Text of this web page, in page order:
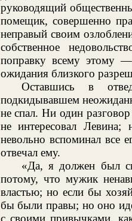
руководящий
помещик, совершенно
неправый своим
собственное
поправку всему этому —
ожидания близкого
Оставшись в
подкидывавшем
не спал. Ни один
не интересовал
невольно вспоминал все
отвечал ему.
«Да, я должен был
потому, что мужик
властью; но если бы
бы были правы; но оно
с своими привычками,